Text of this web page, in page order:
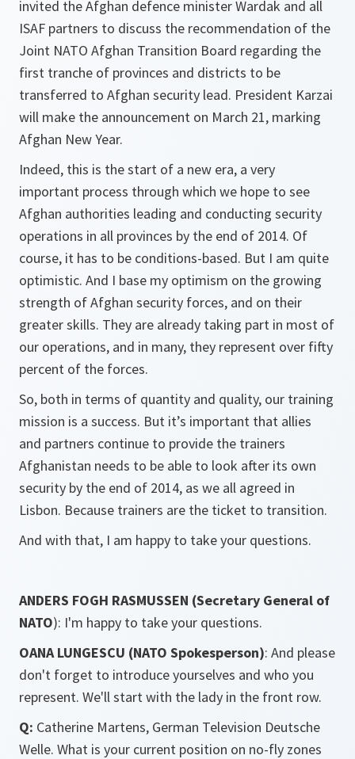
invited the Afghan defence minister Wardak and all
ISAF partners to discuss the recommendation of the
Joint NATO Afghan Transition Board regarding the
first tranche of provinces and districts to be
transferred to Afghan security lead. President Karzai
will make the announcement on March 21, marking
Afghan New Year.
Indeed, this is the start of a new era, a very
important process through which we hope to see
Afghan authorities leading and conducting security
operations in all provinces by the end of 2014. Of
course, it has to be conditions-based. But I am quite
optimistic. And I base my optimism on the growing
strength of Afghan security forces, and on their
greater skills. They are already taking part in most of
our operations, and in many, they represent over fifty
percent of the forces.
So, both in terms of quantity and quality, our training
mission is a success. But it’s important that allies
and partners continue to provide the trainers
Afghanistan needs to be able to look after its own
security by the end of 2014, as we all agreed in
Lisbon. Because trainers are the ticket to transition.
And with that, I am happy to take your questions.
ANDERS FOGH RASMUSSEN (Secretary General of
NATO): I'm happy to take your questions.
OANA LUNGESCU (NATO Spokesperson): And please
don't forget to introduce yourselves and who you
represent. We'll start with the lady in the front row.
Q: Catherine Martens, German Television Deutsche
Welle. What is your current position on no-fly zones